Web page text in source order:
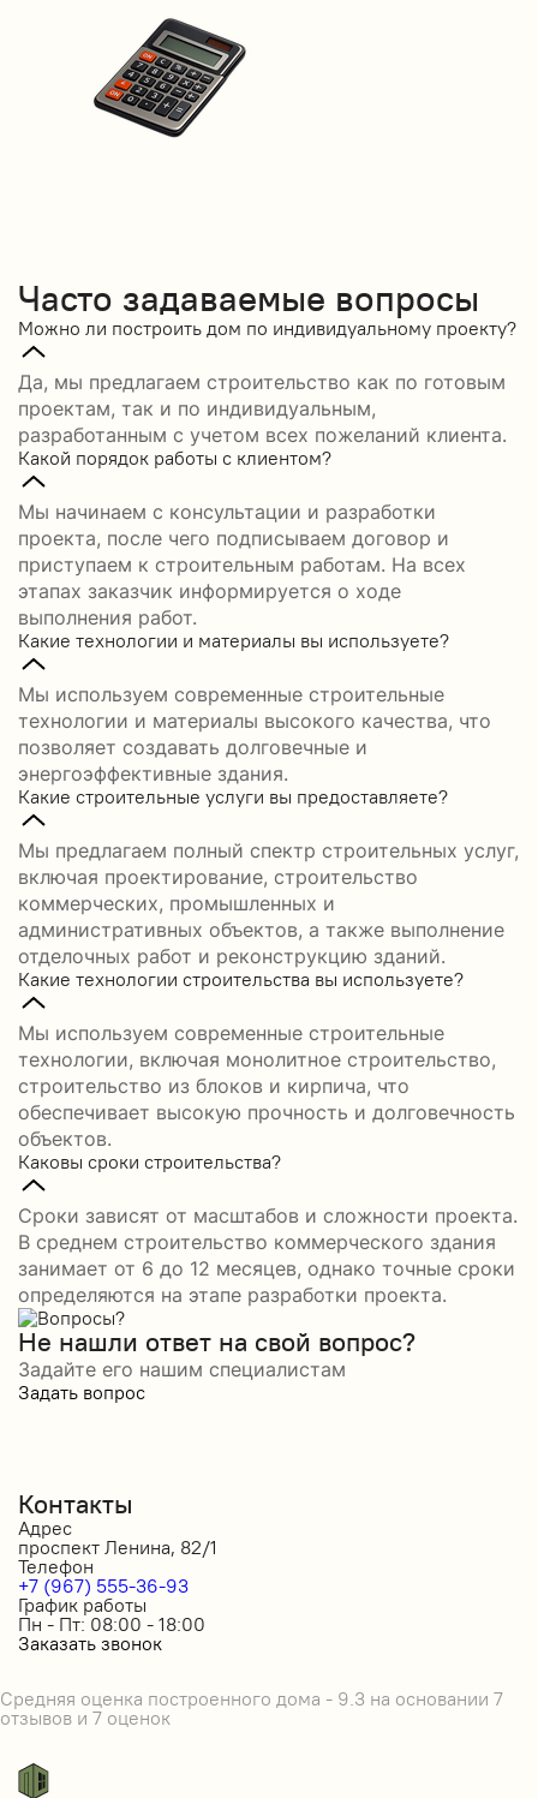
Часто задаваемые вопросы
Можно ли построить дом по индивидуальному проекту?
Да, мы предлагаем строительство как по готовым
проектам, так и по индивидуальным,
разработанным с учетом всех пожеланий клиента.
Какой порядок работы с клиентом?
Мы начинаем с консультации и разработки
проекта, после чего подписываем договор и
приступаем к строительным работам. На всех
этапах заказчик информируется о ходе
выполнения работ.
Какие технологии и материалы вы используете?
Мы используем современные строительные
технологии и материалы высокого качества, что
позволяет создавать долговечные и
энергоэффективные здания.
Какие строительные услуги вы предоставляете?
Мы предлагаем полный спектр строительных услуг,
включая проектирование, строительство
коммерческих, промышленных и
административных объектов, а также выполнение
отделочных работ и реконструкцию зданий.
Какие технологии строительства вы используете?
Мы используем современные строительные
технологии, включая монолитное строительство,
строительство из блоков и кирпича, что
обеспечивает высокую прочность и долговечность
объектов.
Каковы сроки строительства?
Сроки зависят от масштабов и сложности проекта.
В среднем строительство коммерческого здания
занимает от 6 до 12 месяцев, однако точные сроки
определяются на этапе разработки проекта.
Не нашли ответ на свой вопрос?
Задайте его нашим специалистам
Задать вопрос
Контакты
Адрес
проспект Ленина, 82/1
Телефон
+7 (967) 555-36-93
График работы
Пн - Пт: 08:00 - 18:00
Заказать звонок
Средняя оценка построенного дома - 9.3 на основании 7
отзывов и 7 оценок